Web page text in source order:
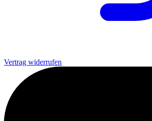
Vertrag widerrufen